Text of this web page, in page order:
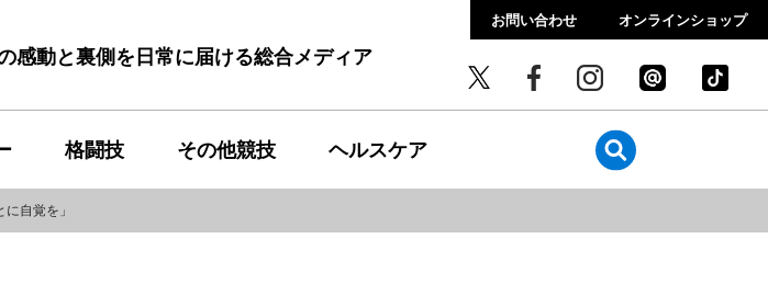
動と裏側を日常に届ける総合メディア
お問い合わせ オンラインショップ
格闘技 その他競技 ヘルスケア
自覚を」